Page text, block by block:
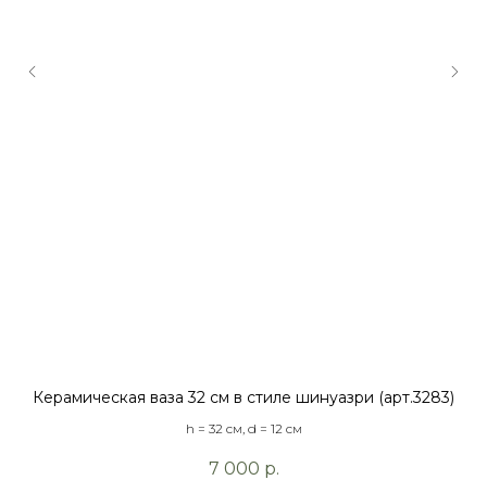
Керамическая ваза 32 см в стиле шинуазри (арт.3283)
h = 32 см, d = 12 см
7 000 р.